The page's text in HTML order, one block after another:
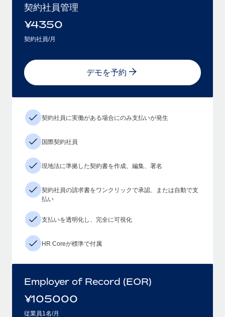
契約社員管理
¥4350
契約社員/月
デモを予約
契約社員に実働がある場合にのみ支払いが発生
国際契約社員
現地法に準拠した契約書を作成、編集、署名
契約社員の請求書をワンクリックで承認、または自動で支
払い
支払いを透明化し、完全に可視化
HR Coreが標準で付属
Employer of Record (EOR)
¥105000
従業員1名/月